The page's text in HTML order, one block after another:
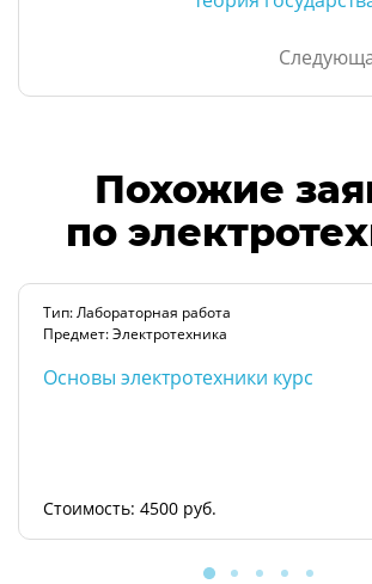
Похожие
по
Тип: Лабораторная работа
Предмет: Электротехника
Основы электротехники курс
Стоимость: 4500 руб.